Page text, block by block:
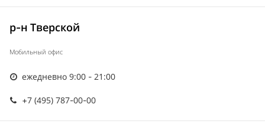
р-н Тверской
Мобильный офис
ежедневно 9:00 - 21:00
+7 (495) 787-00-00